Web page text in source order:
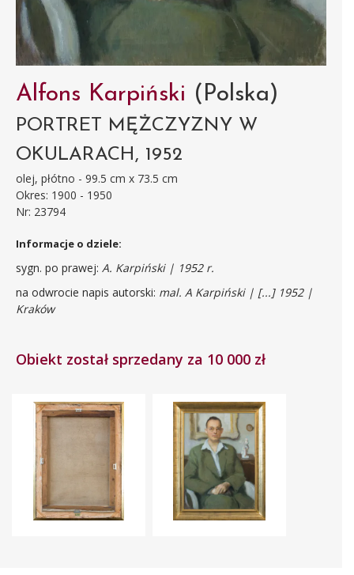
Alfons Karpiński (Polska)
PORTRET MĘŻCZYZNY W
OKULARACH, 1952
olej, płótno - 99.5 cm x 73.5 cm
Okres: 1900 - 1950
Nr: 23794
Informacje o dziele:
sygn. po prawej: A. Karpiński | 1952 r.
na odwrocie napis autorski: mal. A Karpiński | [...] 1952 |
Kraków
Obiekt został sprzedany za 10 000 zł